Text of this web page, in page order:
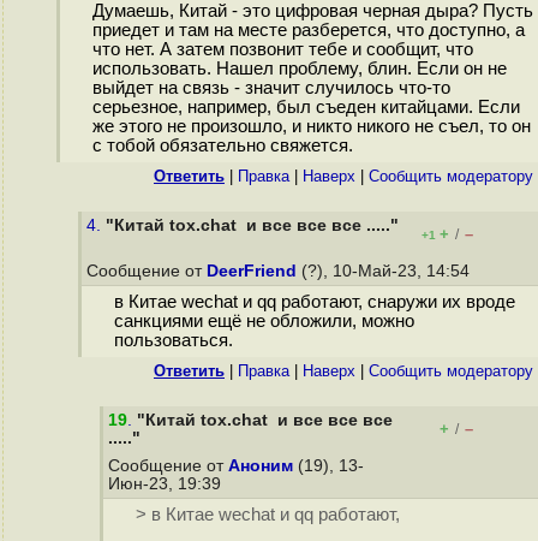
Думаешь, Китай - это цифровая черная дыра? Пусть
приедет и там на месте разберется, что доступно, а
что нет. А затем позвонит тебе и сообщит, что
использовать. Нашел проблему, блин. Если он не
выйдет на связь - значит случилось что-то
серьезное, например, был съеден китайцами. Если
же этого не произошло, и никто никого не съел, то он
с тобой обязательно свяжется.
Ответить Правка| Наверх Cообщить модератору
4. "Китай tox.chat и все все все ....."
+1 + / –
Сообщение от DeerFriend (?), 10-Май-23, 14:54
в Китае wechat и qq работают, снаружи их вроде
санкциями ещё не обложили, можно
пользоваться.
Ответить Правка| Наверх Cообщить модератору
19. "Китай tox.chat и все все все
....."
+ / –
Сообщение от Аноним (19), 13-
Июн-23, 19:39
> в Китае wechat и qq работают,